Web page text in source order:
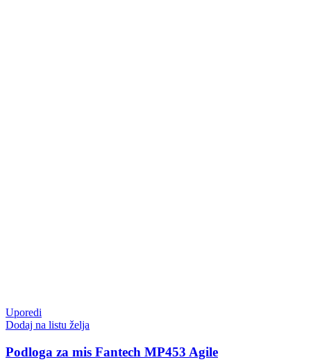
Uporedi
Dodaj na listu želja
Podloga za mis Fantech MP453 Agile